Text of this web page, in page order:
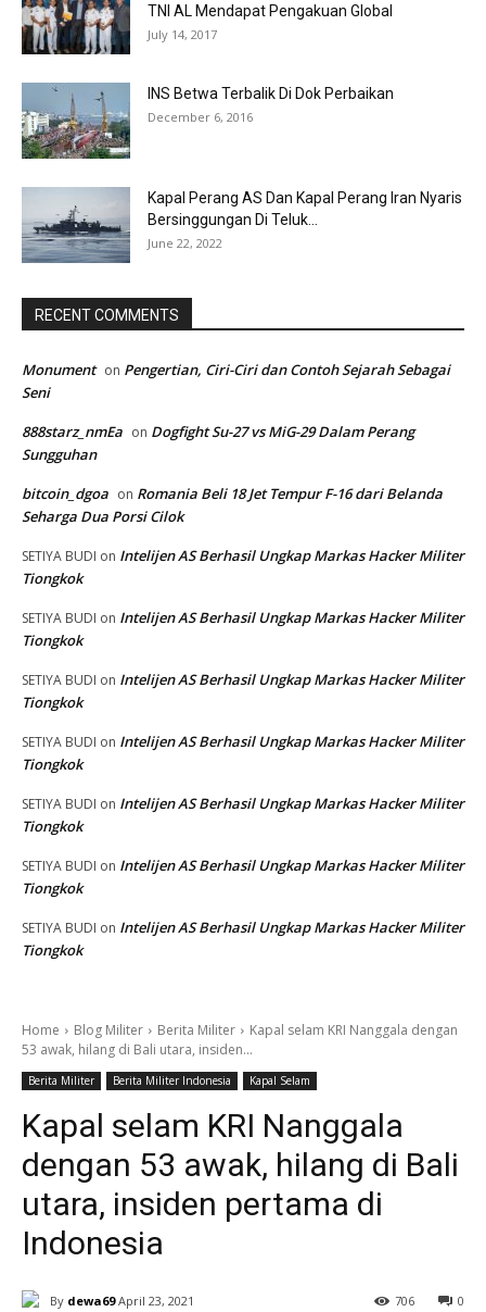
TNI AL Mendapat Pengakuan Global
July 14, 2017
INS Betwa Terbalik Di Dok Perbaikan
December 6, 2016
Kapal Perang AS Dan Kapal Perang Iran Nyaris
Bersinggungan Di Teluk...
June 22, 2022
RECENT COMMENTS
Monument on Pengertian, Ciri-Ciri dan Contoh Sejarah Sebagai
Seni
888starz_nmEa on Dogfight Su-27 vs MiG-29 Dalam Perang
Sungguhan
bitcoin_dgoa on Romania Beli 18 Jet Tempur F-16 dari Belanda
Seharga Dua Porsi Cilok
SETIYA BUDI on Intelijen AS Berhasil Ungkap Markas Hacker Militer
Tiongkok
SETIYA BUDI on Intelijen AS Berhasil Ungkap Markas Hacker Militer
Tiongkok
SETIYA BUDI on Intelijen AS Berhasil Ungkap Markas Hacker Militer
Tiongkok
SETIYA BUDI on Intelijen AS Berhasil Ungkap Markas Hacker Militer
Tiongkok
SETIYA BUDI on Intelijen AS Berhasil Ungkap Markas Hacker Militer
Tiongkok
SETIYA BUDI on Intelijen AS Berhasil Ungkap Markas Hacker Militer
Tiongkok
SETIYA BUDI on Intelijen AS Berhasil Ungkap Markas Hacker Militer
Tiongkok